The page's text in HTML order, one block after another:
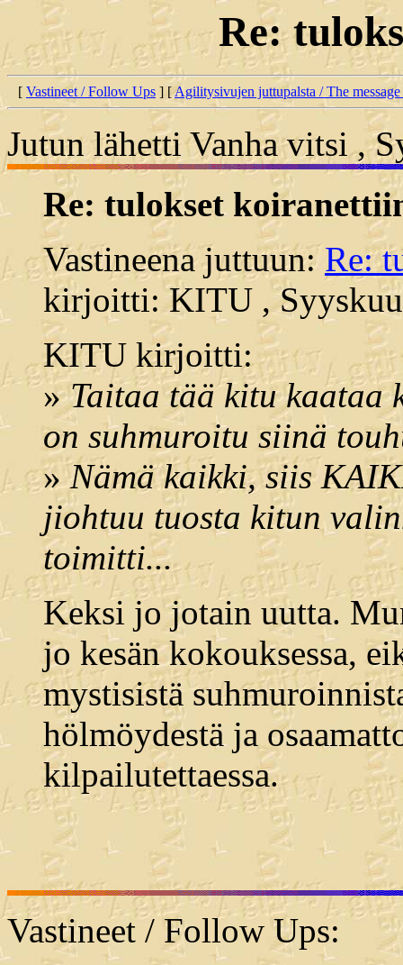
Re:
[ Vastineet / Follow Ups ] [Agilitysivujen juttupalsta / The
Jutun lähetti Vanha vitsi ,
Re: tulokset
Vastineena juttuun:Re:
kirjoitti: KITU ,
KITU kirjoitti:
»Taitaa tää kitu kaataa
on suhmuroitu siinä
»Nämä kaikki, siis
jiohtuu tuosta kitun
toimitti...
Keksi jo jotain uutta.
jo kesän kokouksessa,
mystisistä
hölmöydestä ja
kilpailutettaessa.
Vastineet / Follow Ups: